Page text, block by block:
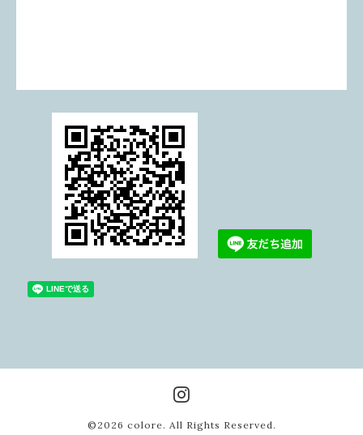
©2026 colore. All Rights Reserved.